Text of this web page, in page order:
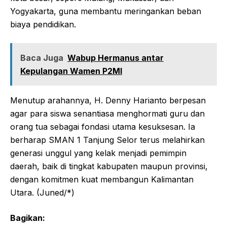
Yogyakarta, guna membantu meringankan beban
biaya pendidikan.
Baca Juga Wabup Hermanus antar
Kepulangan Wamen P2MI
Menutup arahannya, H. Denny Harianto berpesan
agar para siswa senantiasa menghormati guru dan
orang tua sebagai fondasi utama kesuksesan. Ia
berharap SMAN 1 Tanjung Selor terus melahirkan
generasi unggul yang kelak menjadi pemimpin
daerah, baik di tingkat kabupaten maupun provinsi,
dengan komitmen kuat membangun Kalimantan
Utara. (Juned/*)
Bagikan: